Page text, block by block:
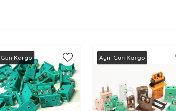
Gün Kargo Aynı Gün Kargo